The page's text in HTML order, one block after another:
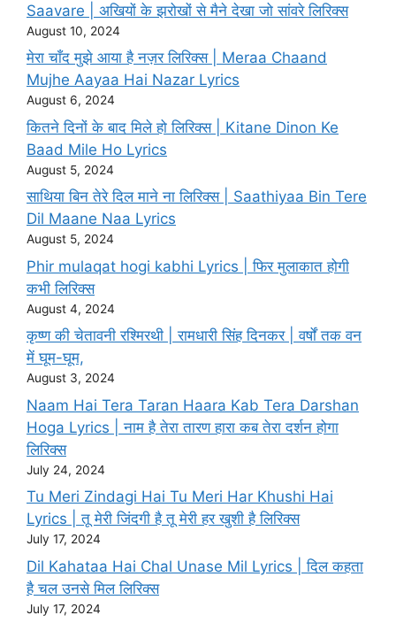
Saavare | अखियों के झरोखों से मैने देखा जो सांवरे लिरिक्स
August 10, 2024
मेरा चाँद मुझे आया है नज़र लिरिक्स | Meraa Chaand
Mujhe Aayaa Hai Nazar Lyrics
August 6, 2024
कितने दिनों के बाद मिले हो लिरिक्स | Kitane Dinon Ke
Baad Mile Ho Lyrics
August 5, 2024
साथिया बिन तेरे दिल माने ना लिरिक्स | Saathiyaa Bin Tere
Dil Maane Naa Lyrics
August 5, 2024
Phir mulaqat hogi kabhi Lyrics | फिर मुलाकात होगी
कभी लिरिक्स
August 4, 2024
कृष्ण की चेतावनी रश्मिरथी | रामधारी सिंह दिनकर | वर्षों तक वन
में घूम-घूम,
August 3, 2024
Naam Hai Tera Taran Haara Kab Tera Darshan
Hoga Lyrics | नाम है तेरा तारण हारा कब तेरा दर्शन होगा
लिरिक्स
July 24, 2024
Tu Meri Zindagi Hai Tu Meri Har Khushi Hai
Lyrics | तू मेरी जिंदगी है तू मेरी हर खुशी है लिरिक्स
July 17, 2024
Dil Kahataa Hai Chal Unase Mil Lyrics | दिल कहता
है चल उनसे मिल लिरिक्स
July 17, 2024